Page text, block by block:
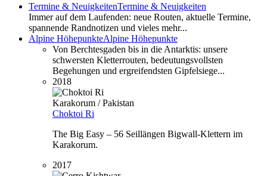
Termine & NeuigkeitenTermine & Neuigkeiten
Immer auf dem Laufenden: neue Routen, aktuelle Termine,
spannende Randnotizen und vieles mehr...
Alpine HöhepunkteAlpine Höhepunkte
Von Berchtesgaden bis in die Antarktis: unsere
schwersten Kletterrouten, bedeutungsvollsten
Begehungen und ergreifendsten Gipfelsiege...
2018
Karakorum / Pakistan
Choktoi Ri
The Big Easy – 56 Seillängen Bigwall-Klettern im
Karakorum.
2017